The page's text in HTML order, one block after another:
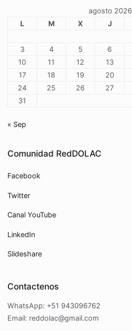
agosto 2026
L
M X J
3
4 5 6
10
11 12 13
17
18 19 20
24
25 26 27
31
« Sep
Comunidad RedDOLAC
Facebook
Twitter
Canal YouTube
LinkedIn
Slideshare
Contactenos
WhatsApp: +51 943096762
Email: reddolac@gmail.com